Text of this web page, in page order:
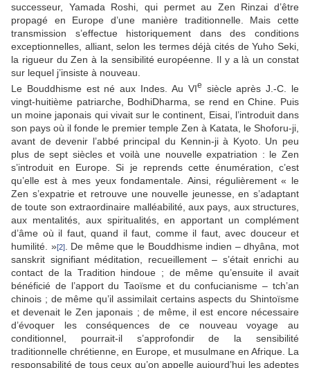
successeur, Yamada Roshi, qui permet au Zen Rinzai d’être
propagé en Europe d’une manière traditionnelle. Mais cette
transmission s’effectue historiquement dans des conditions
exceptionnelles, alliant, selon les termes déjà cités de Yuho Seki,
la rigueur du Zen à la sensibilité européenne. Il y a là un constat
sur lequel j’insiste à nouveau.
Le Bouddhisme est né aux Indes. Au VIe
siècle après J.-C. le
vingt-huitième patriarche, BodhiDharma, se rend en Chine. Puis
un moine japonais qui vivait sur le continent, Eisai, l’introduit dans
son pays où il fonde le premier temple Zen à Katata, le Shoforu-ji,
avant de devenir l’abbé principal du Kennin-ji à Kyoto. Un peu
plus de sept siècles et voilà une nouvelle expatriation : le Zen
s’introduit en Europe. Si je reprends cette énumération, c’est
qu’elle est à mes yeux fondamentale. Ainsi, régulièrement « le
Zen s’expatrie et retrouve une nouvelle jeunesse, en s’adaptant
de toute son extraordinaire malléabilité, aux pays, aux structures,
aux mentalités, aux spiritualités, en apportant un complément
d’âme où il faut, quand il faut, comme il faut, avec douceur et
humilité. »[2]. De même que le Bouddhisme indien – dhyâna, mot
sanskrit signifiant méditation, recueillement – s’était enrichi au
contact de la Tradition hindoue ; de même qu’ensuite il avait
bénéficié de l’apport du Taoïsme et du confucianisme – tch’an
chinois ; de même qu’il assimilait certains aspects du Shintoïsme
et devenait le Zen japonais ; de même, il est encore nécessaire
d’évoquer les conséquences de ce nouveau voyage au
conditionnel, pourrait-il s’approfondir de la sensibilité
traditionnelle chrétienne, en Europe, et musulmane en Afrique. La
responsabilité de tous ceux qu’on appelle aujourd’hui les adeptes